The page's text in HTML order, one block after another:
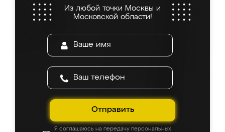
Из любой точки Москвы и
Московской области!
Отправить
Я соглашаюсь на передачу персональных